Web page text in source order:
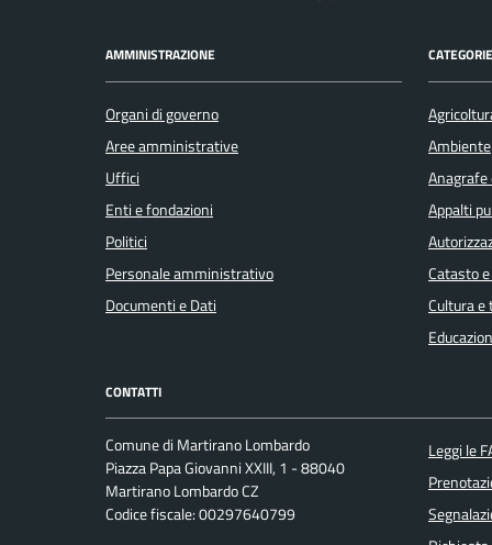
AMMINISTRAZIONE
Organi di governo
Aree amministrative
Uffici
Enti e fondazioni
Politici
Personale amministrativo
Documenti e Dati
Ambiente
Appalti
Catasto
Cultura e
CONTATTI
Comune di Martirano Lombardo
Piazza Papa Giovanni XXIII, 1 - 88040
Martirano Lombardo CZ
Codice fiscale: 00297640799
Leggi le